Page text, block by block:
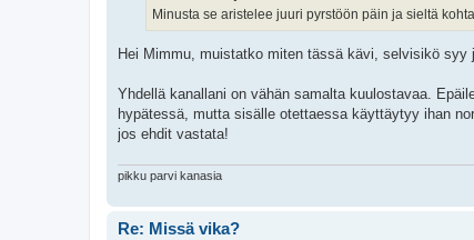
Minusta se aristelee juuri pyrstöön päin ja sieltä
Hei Mimmu, muistatko miten tässä kävi, selvisikö syy
Yhdellä kanallani on vähän samalta kuulostavaa.
hypätessä, mutta sisälle otettaessa käyttäytyy ihan
jos ehdit vastata!
pikku parvi kanasia
Re: Missä vika?